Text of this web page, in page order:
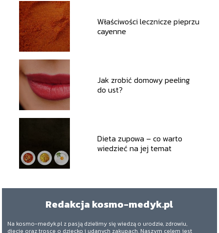
Właściwości lecznicze pieprzu
cayenne
Jak zrobić domowy peeling
do ust?
Dieta zupowa – co warto
wiedzieć na jej temat
Redakcja kosmo-medyk.pl
Na kosmo-medyk.pl z pasją dzielimy się wiedzą o urodzie, zdrowiu,
diecie oraz trosce o dziecko i udanych zakupach. Naszym celem jest